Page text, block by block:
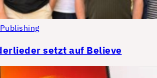
setzt auf Believe